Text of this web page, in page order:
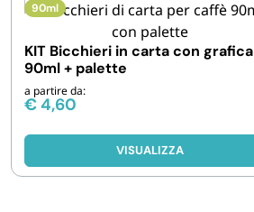
90ml
KIT Bicchieri in carta con grafica
90ml + palette
a partire da:
€4,60
VISUALIZZA